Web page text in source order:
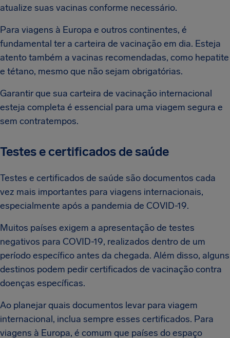
atualize suas vacinas conforme necessário.
Para viagens à Europa e outros continentes, é
fundamental ter a carteira de vacinação em dia. Esteja
atento também a vacinas recomendadas, como hepatite
e tétano, mesmo que não sejam obrigatórias.
Garantir que sua carteira de vacinação internacional
esteja completa é essencial para uma viagem segura e
sem contratempos.
Testes e certificados de saúde
Testes e certificados de saúde são documentos cada
vez mais importantes para viagens internacionais,
especialmente após a pandemia de COVID-19.
Muitos países exigem a apresentação de testes
negativos para COVID-19, realizados dentro de um
período específico antes da chegada. Além disso, alguns
destinos podem pedir certificados de vacinação contra
doenças específicas.
Ao planejar quais documentos levar para viagem
internacional, inclua sempre esses certificados. Para
viagens à Europa, é comum que países do espaço